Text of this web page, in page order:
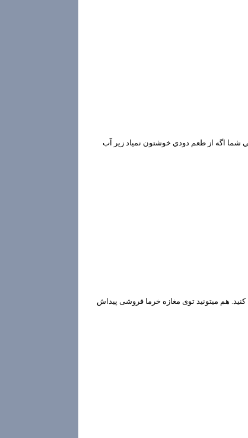
اگه از طعم دودي خوشتون نمياد زير آب
کنید. هم میتونید توی مغازه خرما فروشی پیداش